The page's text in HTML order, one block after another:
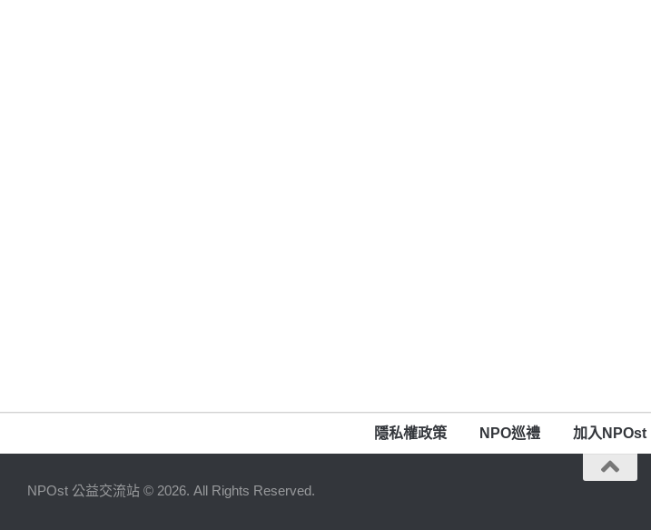
隱私權政策 NPO巡禮 加入NPOst
NPOst 公益交流站 © 2026. All Rights Reserved.